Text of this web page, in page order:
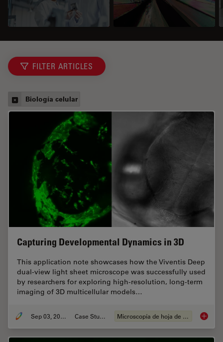
FILTER ARTICLES
Biología celular
Capturing Developmental Dynamics in 3D
This application note showcases how the Viventis Deep
dual-view light sheet microscope was successfully used
by researchers for exploring high-resolution, long-term
imaging of 3D multicellular models…
Sep 03, 2025 Case Study Microscopía de hoja de luz